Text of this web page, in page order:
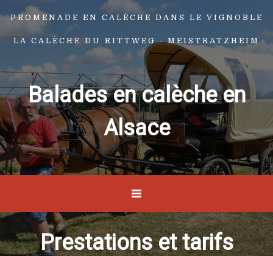
PROMENADE EN CALÈCHE DANS LE VIGNOBLE
LA CALÈCHE DU RITTWEG - MEISTRATZHEIM
Balades en calèche en
Alsace
Prestations et tarifs